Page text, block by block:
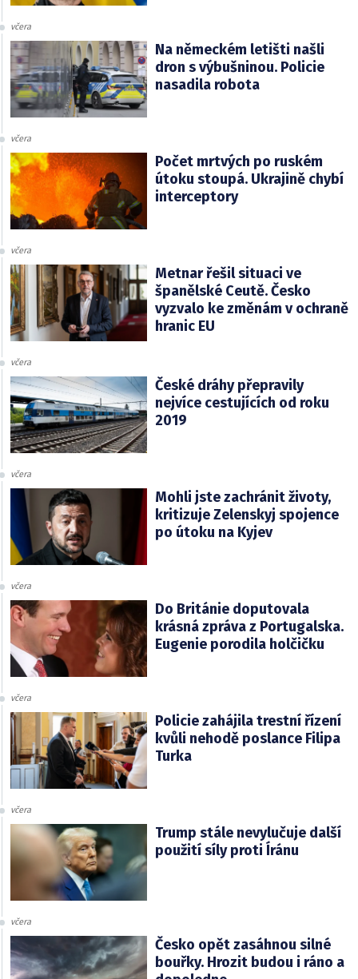
včera
Na německém letišti našli
dron s výbušninou. Policie
nasadila robota
včera
Počet mrtvých po ruském
útoku stoupá. Ukrajině chybí
interceptory
včera
Metnar řešil situaci ve
španělské Ceutě. Česko
vyzvalo ke změnám v ochraně
hranic EU
včera
České dráhy přepravily
nejvíce cestujících od roku
2019
včera
Mohli jste zachránit životy,
kritizuje Zelenskyj spojence
po útoku na Kyjev
včera
Do Británie doputovala
krásná zpráva z Portugalska.
Eugenie porodila holčičku
včera
Policie zahájila trestní řízení
kvůli nehodě poslance Filipa
Turka
včera
Trump stále nevylučuje další
použití síly proti Íránu
včera
Česko opět zasáhnou silné
bouřky. Hrozit budou i ráno a